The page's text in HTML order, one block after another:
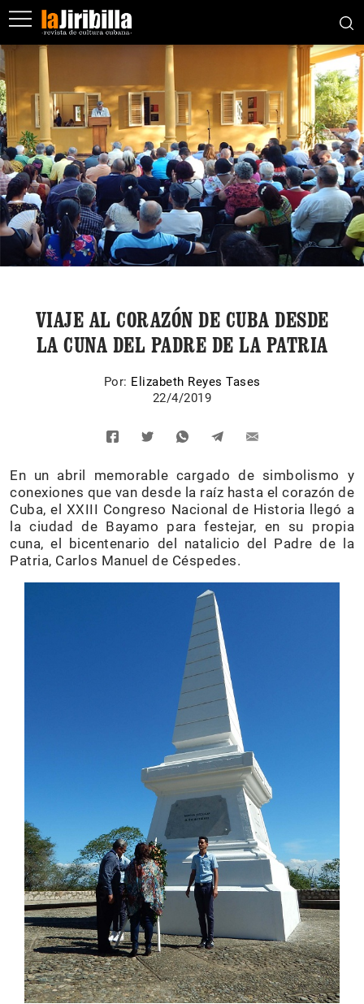
VIAJE AL CORAZÓN DE CUBA DESDE
LA CUNA DEL PADRE DE LA PATRIA
Por: Elizabeth Reyes Tases
22/4/2019
En un abril memorable cargado de simbolismo y
conexiones que van desde la raíz hasta el corazón de
Cuba, el XXIII Congreso Nacional de Historia llegó a
la ciudad de Bayamo para festejar, en su propia
cuna, el bicentenario del natalicio del Padre de la
Patria, Carlos Manuel de Céspedes.